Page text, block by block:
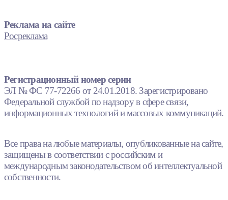
Реклама на сайте
Росреклама
Регистрационный номер серии
ЭЛ № ФС 77-72266 от 24.01.2018. Зарегистрировано
Федеральной службой по надзору в сфере связи,
информационных технологий и массовых коммуникаций.
Все права на любые материалы, опубликованные на сайте,
защищены в соответствии с российским и
международным законодательством об интеллектуальной
собственности.